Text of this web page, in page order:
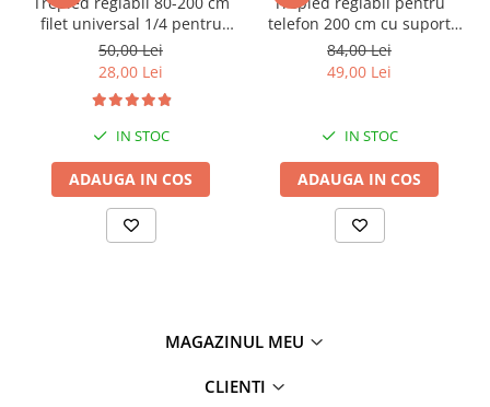
filet universal 1/4 pentru
studio,foto,lampa
circulara,aparat foto
50,00 Lei
28,00 Lei
IN STOC
ADAUGA IN COS
telefon 200 cm cu suport
smartphone din ABS
reglabil si telecomanda
Bluetooth, deschidere
vlogging, streaming si
fotografie
84,00 Lei
49,00 Lei
IN STOC
ADAUGA IN COS
MAGAZINUL MEU
CLIENTI